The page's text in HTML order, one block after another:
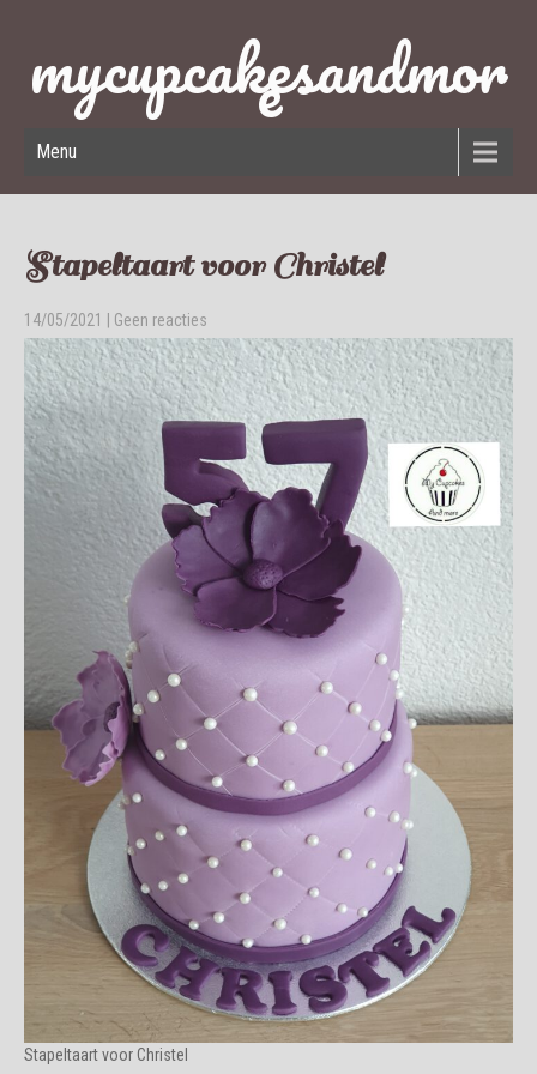
mycupcakesandmor
e
Menu
Stapeltaart voor Christel
14/05/2021 Geen reacties
Stapeltaart voor Christel